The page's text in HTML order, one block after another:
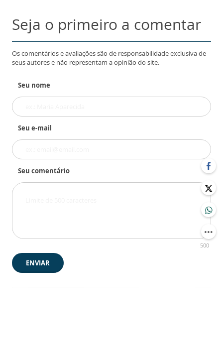
Seja o primeiro a comentar
Os comentários e avaliações são de responsabilidade exclusiva de
seus autores e não representam a opinião do site.
Seu nome
Seu e-mail
Seu comentário
500
ENVIAR